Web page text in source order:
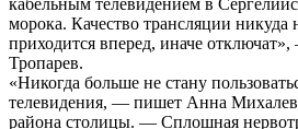
морока. Качество трансляции никуда
приходится вперед, иначе
Тропарев.
«Никогда больше не стану
телевидения, — пишет Анна
района столицы. — Сплошная